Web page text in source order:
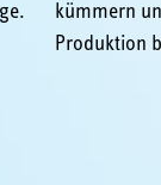
kümmern
Produktion